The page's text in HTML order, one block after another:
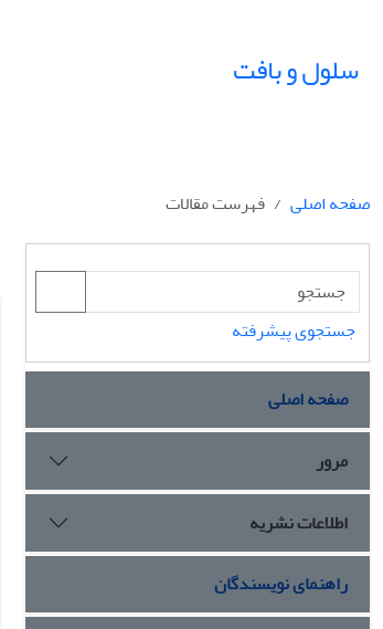
سلول و بافت
صفحه اصلی
فهرست مقالات
جستجوی پیشرفته
صفحه اصلی
مرور
اطلاعات نشریه
راهنمای نویسندگان